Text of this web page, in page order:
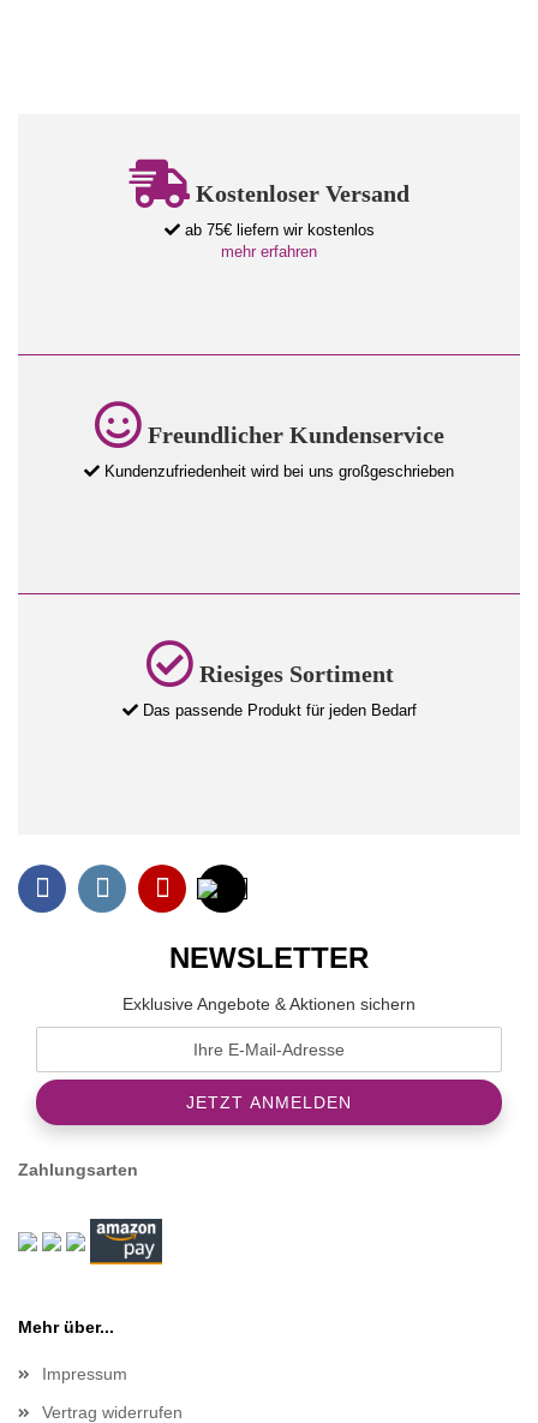
Kostenloser Versand
ab 75€ liefern wir kostenlos
mehr erfahren
Freundlicher Kundenservice
Kundenzufriedenheit wird bei uns großgeschrieben
Riesiges Sortiment
Das passende Produkt für jeden Bedarf
NEWSLETTER
Exklusive Angebote & Aktionen sichern
Zahlungsarten
Mehr über...
Impressum
Vertrag widerrufen